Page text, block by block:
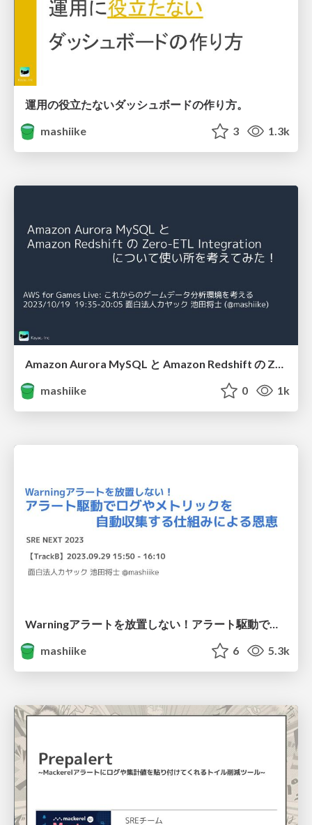
運用の役立たないダッシュボードの作り方。
mashiike
3 1.3k
Amazon Aurora MySQL と Amazon Redshift の Zero-ETL Integration について使い所を考えてみた！
mashiike
0 1k
Warningアラートを放置しない！アラート駆動でログやメトリックを自動収集する仕組みによる恩恵
mashiike
6 5.3k